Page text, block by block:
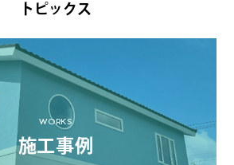
トピックス
WORKS
施工事例